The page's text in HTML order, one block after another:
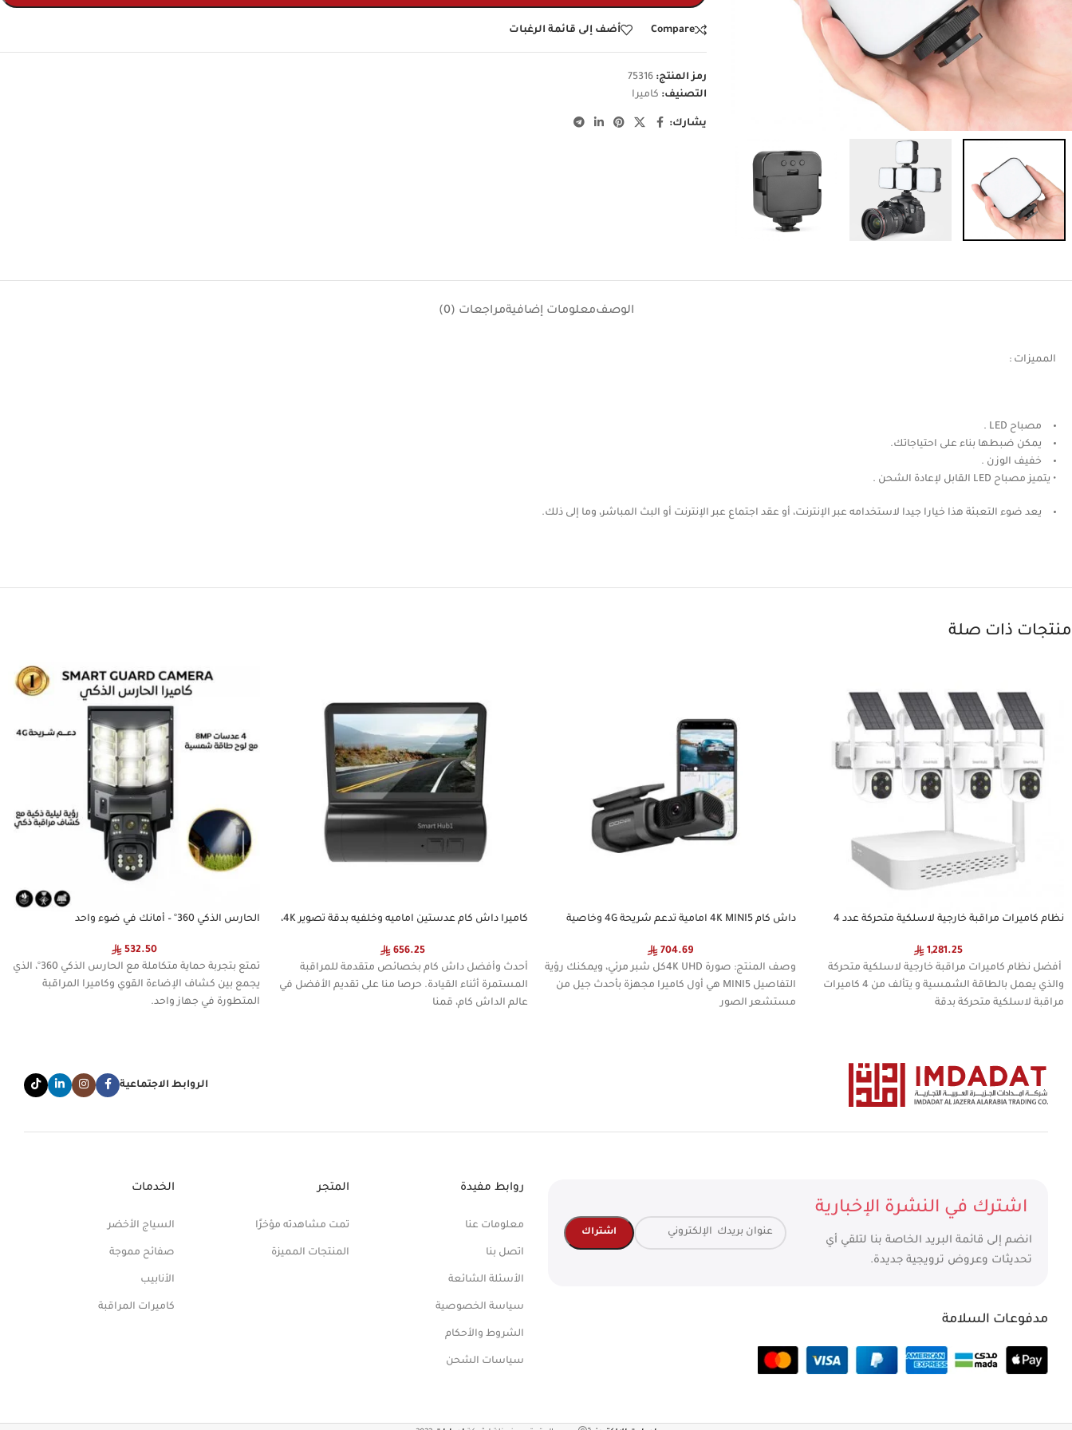
Compare أضف إلى قائمة الرغبات
رمز المنتج: 75316
التصنيف: كاميرا
يشارك:
الوصفمعلومات إضافيةمراجعات (0)
المميزات :
مصباح LED .
يمكن ضبطها بناء على احتياجاتك.
خفيف الوزن .
• يتميز مصباح LED القابل لإعادة الشحن .
يعد ضوء التعبئة هذا خيارا جيدا لاستخدامه عبر الإنترنت، أو عقد اجتماع عبر الإنترنت أو البث المباشر، وما إلى ذلك.
منتجات ذات صلة
نظام كاميرات مراقبة خارجية لاسلكية متحركة عدد 4
1,281.25
أفضل نظام كاميرات مراقبة خارجية لاسلكية متحركة
والذي يعمل بالطاقة الشمسية و يتألف من 4 كاميرات
مراقبة لاسلكية متحركة بدقة
داش كام 4K MINI5 امامية تدعم شريحة 4G وخاصية
704.69
وصف المنتج: صورة 4K UHD كل شبر مرئي، ويمكنك رؤية
التفاصيل MINI5 هي أول كاميرا مجهزة بأحدث جيل من
مستشعر الصور
كاميرا داش كام عدستين اماميه وخلفيه بدقة تصوير 4K،
656.25
أحدث وأفضل داش كام بخصائص متقدمة للمراقبة
المستمرة أثناء القيادة. حرصا منا على تقديم الأفضل في
عالم الداش كام، قمنا
الحارس الذكي 360° – أمانك في ضوء واحد
532.50
تمتع بتجربة حماية متكاملة مع الحارس الذكي 360°، الذي
يجمع بين كشاف الإضاءة القوي وكاميرا المراقبة
المتطورة في جهاز واحد.
الروابط الاجتماعية
الخدمات
السياج الأخضر
صفائح مموجة
الأنابيب
كاميرات المراقبة
المتجر
تمت مشاهدته مؤخرًا
المنتجات المميزة
روابط مفيدة
معلومات عنا
اتصل بنا
الأسئلة الشائعة
سياسة الخصوصية
الشروط والأحكام
سياسات الشحن
اشترك في النشرة الإخبارية
انضم إلى قائمة البريد الخاصة بنا لتلقي أي
تحديثات وعروض ترويجية جديدة.
مدفوعات السلامة